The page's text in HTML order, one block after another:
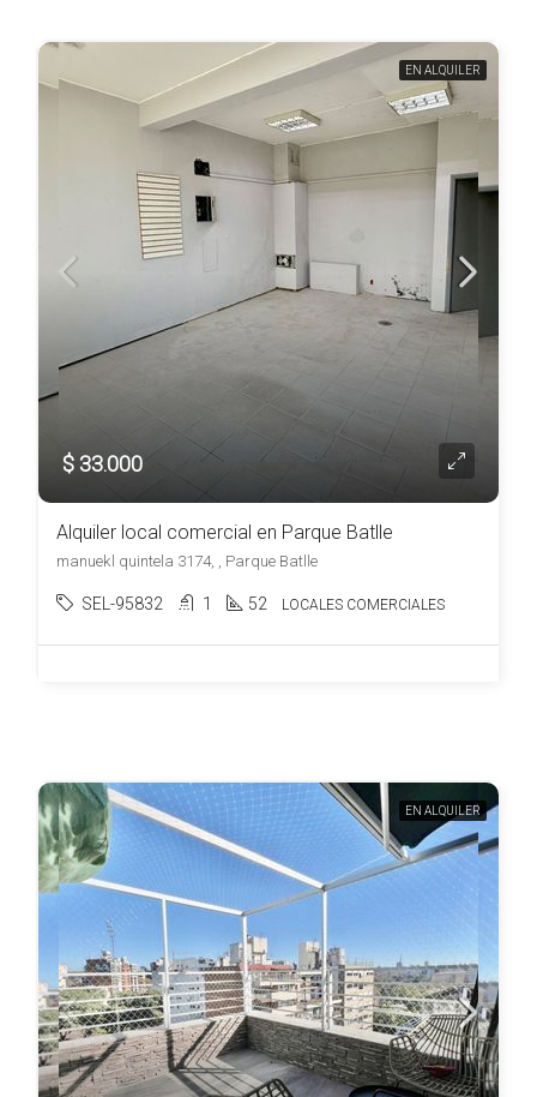
EN ALQUILER
$ 33.000
Alquiler local comercial en Parque Batlle
manuekl quintela 3174, , Parque Batlle
SEL-95832 1 52 LOCALES COMERCIALES
EN ALQUILER